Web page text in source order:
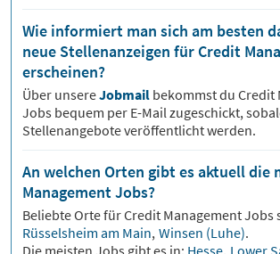
Wie informiert man sich am besten
neue Stellenanzeigen für Credit
erscheinen?
Über unsereJobmail bekommst du Credit
Jobs bequem per E-Mail zugeschickt,
Stellenangebote veröffentlicht werden.
An welchen Orten gibt es aktuell die
Management Jobs?
Beliebte Orte fürCredit ManagementJobs
Rüsselsheim am Main, Winsen (Luhe).